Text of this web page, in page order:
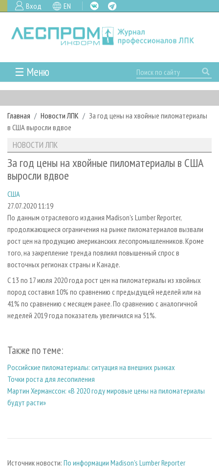
Вход EN
☰ Меню
ГЛАВНАЯ
РУБРИКИ И ТЕМЫ
РУБРИКИ ЖУРНАЛА
ЛЕСОЗАГОТОВКА
ЛЕСОПИЛЕНИЕ
СУШКА ДРЕВЕСИНЫ
ПРОИЗВОДСТВО ДРЕВЕСНЫХ ПЛИТ
ДЕРЕВЯННОЕ ДОМОСТРОЕНИЕ
ПРОИЗВОДСТВО МЕБЕЛИ
БИОЭНЕРГЕТИКА
ЦБП
ИНСТРУМЕНТ И МАТЕРИАЛЫ
НОВОСТИ
НОВОСТИ ЛПК
НОВОСТИ ЖУРНАЛА
ПРОЕКТЫ ЛПИ
АНАЛИТИКА
ПРЕДПРИЯТИЯ ЛПК
ПЕРСОНЫ
МОБИЛЬНЫЕ ВЫСТАВКИ
ОФИЦИАЛЬНЫЕ ДЕЛЕГАЦИИ
ПРИОРИТЕТНЫЕ ИНВЕСТПРОЕКТЫ
RUSSIAN FORESTRY REVIEW
ГАЗЕТА ЛЕСПРОМФОРУМ
БИБЛИОТЕКА СПЕЦИАЛИСТА
АРХИВ ЖУРНАЛОВ
О ЖУРНАЛЕ
КОНТАКТЫ
РЕКЛАМОДАТЕЛЯМ
РЕКЛАМА
РЕКЛАМА НА САЙТЕ
Главная Новости ЛПК
За год цены на хвойные пиломатериалы
в США выросли вдвое
НОВОСТИ ЛПК
За год цены на хвойные пиломатериалы в США
выросли вдвое
США
27.07.2020 11:19
По данным отраслевого издания Madison's Lumber Reporter,
продолжающиеся ограничения на рынке пиломатериалов вызвали
рост цен на продукцию американских лесопромышленников. Кроме
того, на закрепление тренда повлиял повышенный спрос в
восточных регионах страны и Канаде.
С 13 по 17 июля 2020 года рост цен на пиломатериалы из хвойных
пород составил 10% по сравнению с предыдущей неделей или на
41% по сравнению с месяцем ранее. По сравнению с аналогичной
неделей 2019 года показатель увеличился на 51%.
Также по теме:
Российские пиломатериалы: ситуация на внешних рынках
Точки роста для лесопиления
Мартин Херманссон: «В 2020 году мировые цены на пиломатериалы
будут расти»
Источник новости: По информации Madison's Lumber Reporter